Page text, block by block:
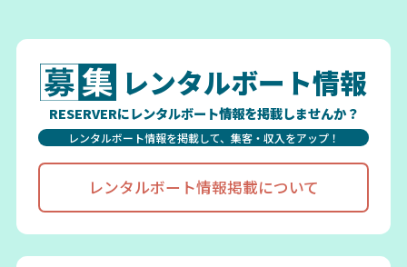
レンタルボート情報
RESERVERにレンタルボート情報を掲載しませんか？
レンタルボート情報を掲載して、集客・収入をアップ！
レンタルボート情報掲載について